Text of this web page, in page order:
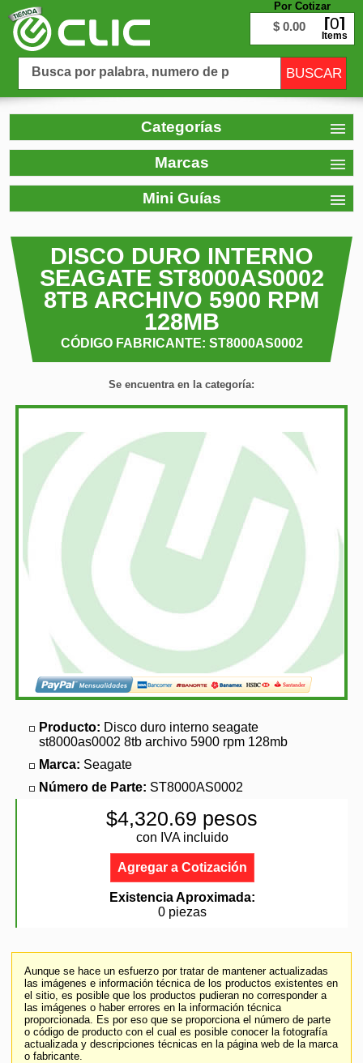
Por Cotizar
$ 0.00 0
Items
Categorías
Marcas
Mini Guías
DISCO DURO INTERNO
SEAGATE ST8000AS0002
8TB ARCHIVO 5900 RPM
128MB
CÓDIGO FABRICANTE: ST8000AS0002
Se encuentra en la categoría:
Producto: Disco duro interno seagate
st8000as0002 8tb archivo 5900 rpm 128mb
Marca: Seagate
Número de Parte: ST8000AS0002
$4,320.69 pesos
con IVA incluido
Agregar a Cotización
Existencia Aproximada:
0 piezas
Aunque se hace un esfuerzo por tratar de mantener actualizadas
las imágenes e información técnica de los productos existentes en
el sitio, es posible que los productos pudieran no corresponder a
las imágenes o haber errores en la información técnica
proporcionada. Es por eso que se proporciona el número de parte
o código de producto con el cual es posible conocer la fotografía
actualizada y descripciones técnicas en la página web de la marca
o fabricante.